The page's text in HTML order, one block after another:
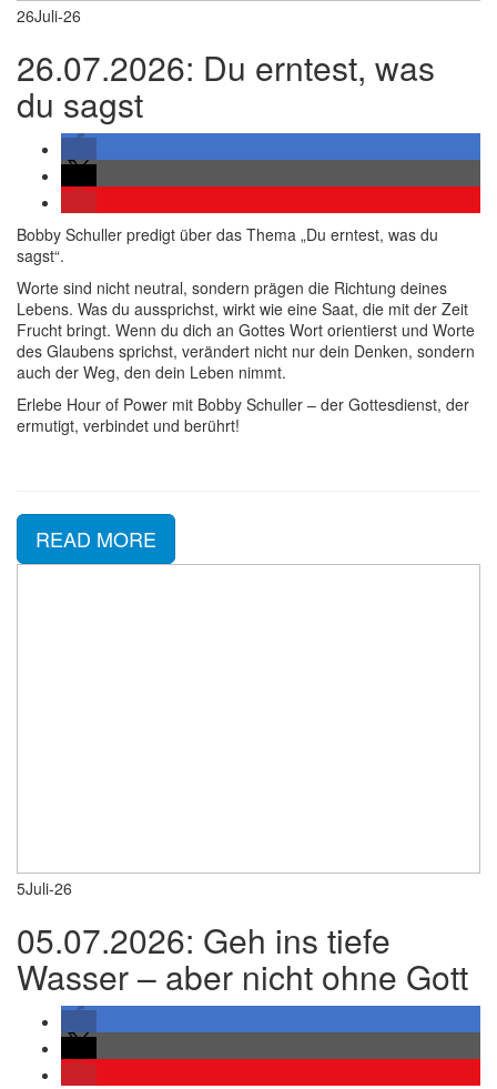
26Juli-26
26.07.2026: Du erntest, was
du sagst
Bobby Schuller predigt über das Thema „Du erntest, was du
sagst“.
Worte sind nicht neutral, sondern prägen die Richtung deines
Lebens. Was du aussprichst, wirkt wie eine Saat, die mit der Zeit
Frucht bringt. Wenn du dich an Gottes Wort orientierst und Worte
des Glaubens sprichst, verändert nicht nur dein Denken, sondern
auch der Weg, den dein Leben nimmt.
Erlebe Hour of Power mit Bobby Schuller – der Gottesdienst, der
ermutigt, verbindet und berührt!
READ MORE
5Juli-26
05.07.2026: Geh ins tiefe
Wasser – aber nicht ohne Gott